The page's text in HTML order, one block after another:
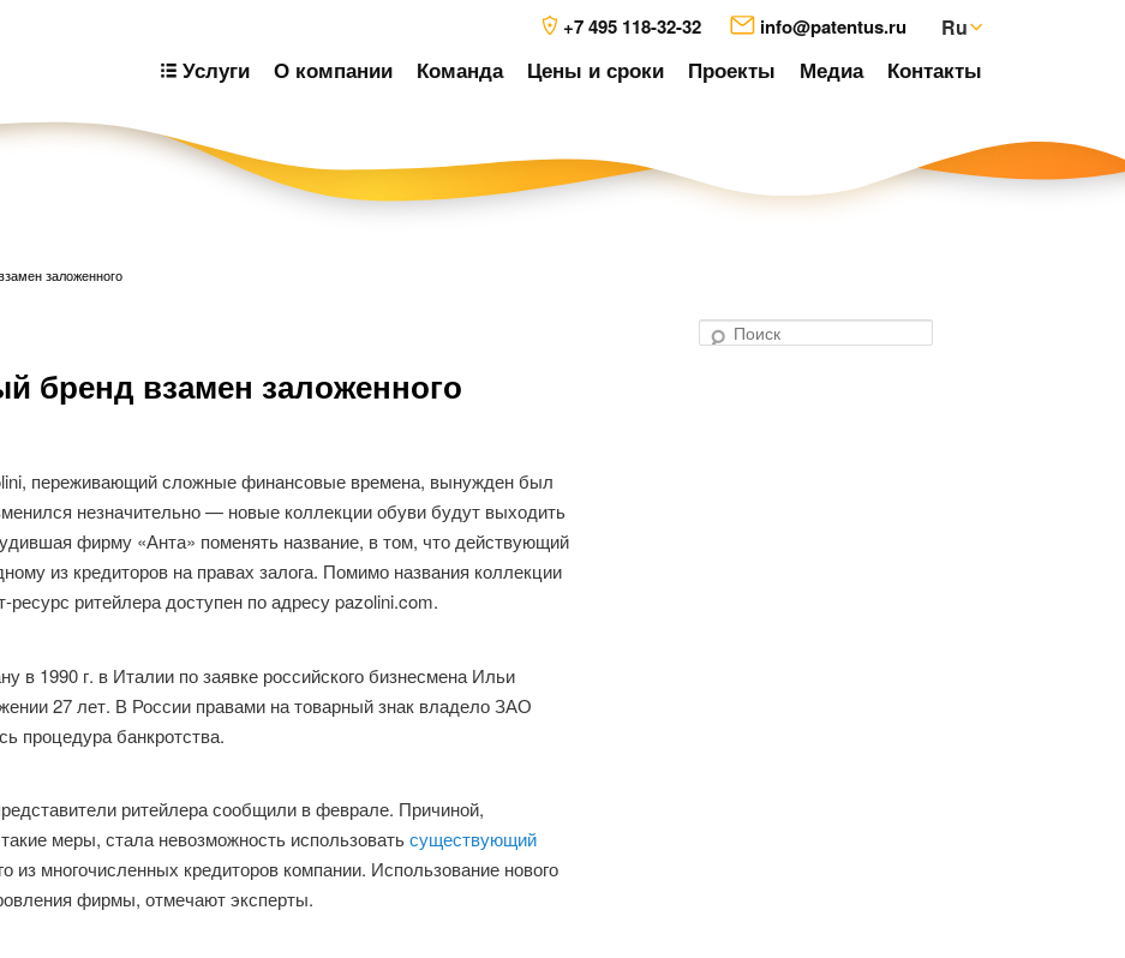
+7 495 118-32-32 info@patentus.ru Ru
Услуги О компании Команда Цены и сроки Проекты Медиа Контакты
заложенного
бренд взамен заложенного
переживающий сложные финансовые времена, вынужден был
незначительно — новые коллекции обуви будут выходить
фирму «Анта» поменять название, в том, что действующий
из кредиторов на правах залога. Помимо названия коллекции
ритейлера доступен по адресу pazolini.com.
в 1990 г. в Италии по заявке российского бизнесмена Ильи
27 лет. В России правами на товарный знак владело ЗАО
процедура банкротства.
ритейлера сообщили в феврале. Причиной,
меры, стала невозможность использоватьсуществующий
из многочисленных кредиторов компании. Использование нового
фирмы, отмечают эксперты.